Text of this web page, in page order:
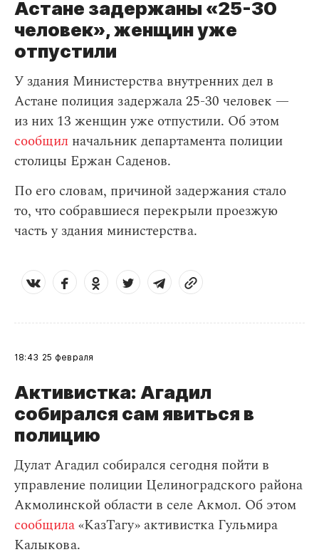
Астане задержаны «25-30
человек», женщин уже
отпустили
У здания Министерства внутренних дел в
Астане полиция задержала 25-30 человек —
из них 13 женщин уже отпустили. Об этом
сообщил начальник департамента полиции
столицы Ержан Саденов.
По его словам, причиной задержания стало
то, что собравшиеся перекрыли проезжую
часть у здания министерства.
18:43 25 февраля
Активистка: Агадил
собирался сам явиться в
полицию
Дулат Агадил собирался сегодня пойти в
управление полиции Целиноградского района
Акмолинской области в селе Акмол. Об этом
сообщила«КазТагу» активистка Гульмира
Калыкова.